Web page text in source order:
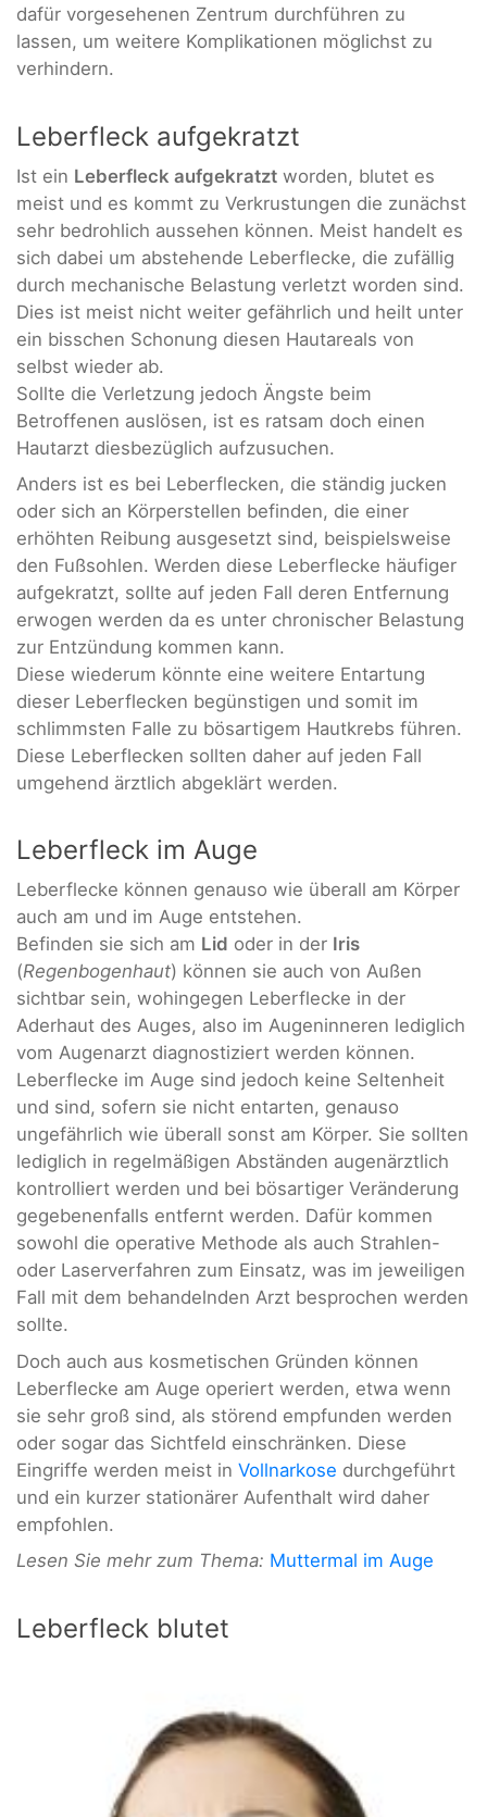
dafür vorgesehenen Zentrum durchführen zu
lassen, um weitere Komplikationen möglichst zu
verhindern.
Leberfleck aufgekratzt
Ist ein Leberfleck aufgekratzt worden, blutet es
meist und es kommt zu Verkrustungen die zunächst
sehr bedrohlich aussehen können. Meist handelt es
sich dabei um abstehende Leberflecke, die zufällig
durch mechanische Belastung verletzt worden sind.
Dies ist meist nicht weiter gefährlich und heilt unter
ein bisschen Schonung diesen Hautareals von
selbst wieder ab.
Sollte die Verletzung jedoch Ängste beim
Betroffenen auslösen, ist es ratsam doch einen
Hautarzt diesbezüglich aufzusuchen.
Anders ist es bei Leberflecken, die ständig jucken
oder sich an Körperstellen befinden, die einer
erhöhten Reibung ausgesetzt sind, beispielsweise
den Fußsohlen. Werden diese Leberflecke häufiger
aufgekratzt, sollte auf jeden Fall deren Entfernung
erwogen werden da es unter chronischer Belastung
zur Entzündung kommen kann.
Diese wiederum könnte eine weitere Entartung
dieser Leberflecken begünstigen und somit im
schlimmsten Falle zu bösartigem Hautkrebs führen.
Diese Leberflecken sollten daher auf jeden Fall
umgehend ärztlich abgeklärt werden.
Leberfleck im Auge
Leberflecke können genauso wie überall am Körper
auch am und im Auge entstehen.
Befinden sie sich am Lid oder in der Iris
(Regenbogenhaut) können sie auch von Außen
sichtbar sein, wohingegen Leberflecke in der
Aderhaut des Auges, also im Augeninneren lediglich
vom Augenarzt diagnostiziert werden können.
Leberflecke im Auge sind jedoch keine Seltenheit
und sind, sofern sie nicht entarten, genauso
ungefährlich wie überall sonst am Körper. Sie sollten
lediglich in regelmäßigen Abständen augenärztlich
kontrolliert werden und bei bösartiger Veränderung
gegebenenfalls entfernt werden. Dafür kommen
sowohl die operative Methode als auch Strahlen-
oder Laserverfahren zum Einsatz, was im jeweiligen
Fall mit dem behandelnden Arzt besprochen werden
sollte.
Doch auch aus kosmetischen Gründen können
Leberflecke am Auge operiert werden, etwa wenn
sie sehr groß sind, als störend empfunden werden
oder sogar das Sichtfeld einschränken. Diese
Eingriffe werden meist in Vollnarkose durchgeführt
und ein kurzer stationärer Aufenthalt wird daher
empfohlen.
Lesen Sie mehr zum Thema: Muttermal im Auge
Leberfleck blutet